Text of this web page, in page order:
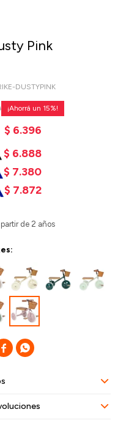
Pink
DUSTYPINK
15
$ 6.396
$ 6.888
$ 7.380
$ 7.872
de 2 años
 